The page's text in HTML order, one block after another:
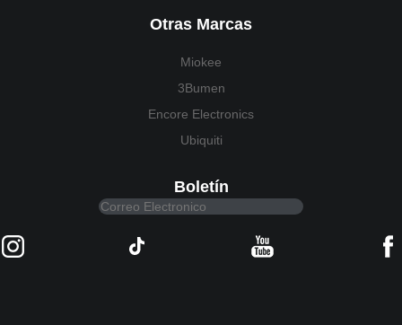
Otras Marcas
Miokee
3Bumen
Encore Electronics
Ubiquiti
Boletín